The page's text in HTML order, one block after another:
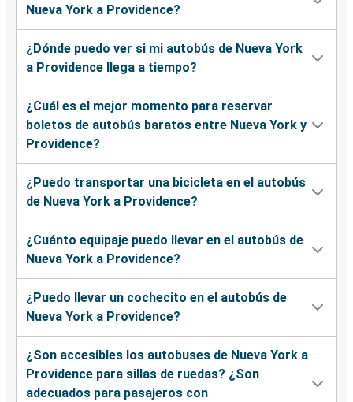
Nueva York a Providence?
¿Dónde puedo ver si mi autobús de Nueva York
a Providence llega a tiempo?
¿Cuál es el mejor momento para reservar
boletos de autobús baratos entre Nueva York y
Providence?
¿Puedo transportar una bicicleta en el autobús
de Nueva York a Providence?
¿Cuánto equipaje puedo llevar en el autobús de
Nueva York a Providence?
¿Puedo llevar un cochecito en el autobús de
Nueva York a Providence?
¿Son accesibles los autobuses de Nueva York a
Providence para sillas de ruedas? ¿Son
adecuados para pasajeros con